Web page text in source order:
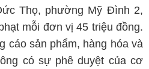
Thọ, phường Mỹ Đình 2,
mỗi đơn vị 45 triệu đồng.
cáo sản phẩm, hàng hóa và
có sự phê duyệt của cơ